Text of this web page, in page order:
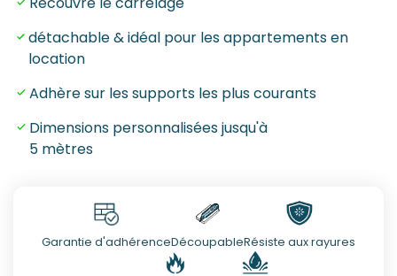
détachable & idéal pour les appartements en
location
Adhère sur les supports les plus courants
Dimensions personnalisées jusqu'à
5 mètres
Garantie d'adhérenceDécoupableRésiste aux rayures